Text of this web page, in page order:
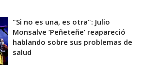
"Si no es una, es otra": Julio
Monsalve ’Peñeteñe’ reapareció
hablando sobre sus problemas de
salud